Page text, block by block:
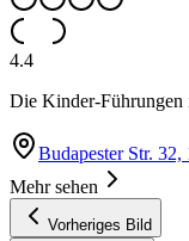
4.4
Die Kinder-Führungen
Budapester Str.
Mehr sehen
Vorheriges Bild